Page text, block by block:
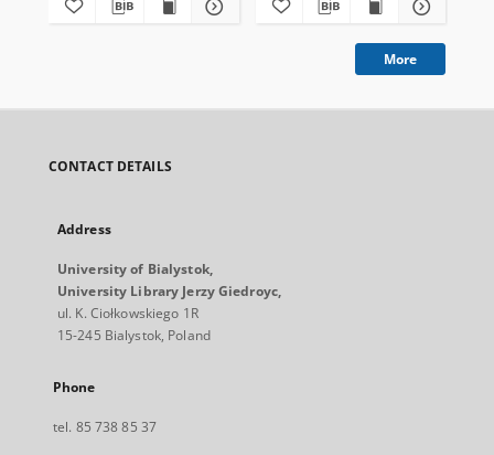
More
CONTACT DETAILS
Address
University of Bialystok,
University Library Jerzy Giedroyc,
ul. K. Ciołkowskiego 1R
15-245 Bialystok, Poland
Phone
tel. 85 738 85 37